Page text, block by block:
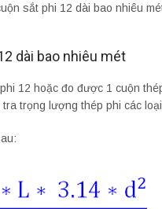
sắt phi 12 dài bao nhiêu
dài bao nhiêu mét
12 hoặc đo được 1 cuộn
trọng lượng thép phi các